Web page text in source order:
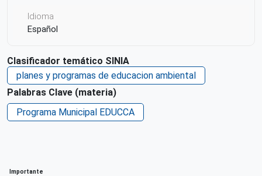
Idioma
Español
Perú
Derechos de acceso
Acceso irrestricto a todo su contenido
Repositorio de origen
Clasificador temático SINIA
planes y programas de educacion ambiental
Palabras Clave (materia)
Programa Municipal EDUCCA
Importante